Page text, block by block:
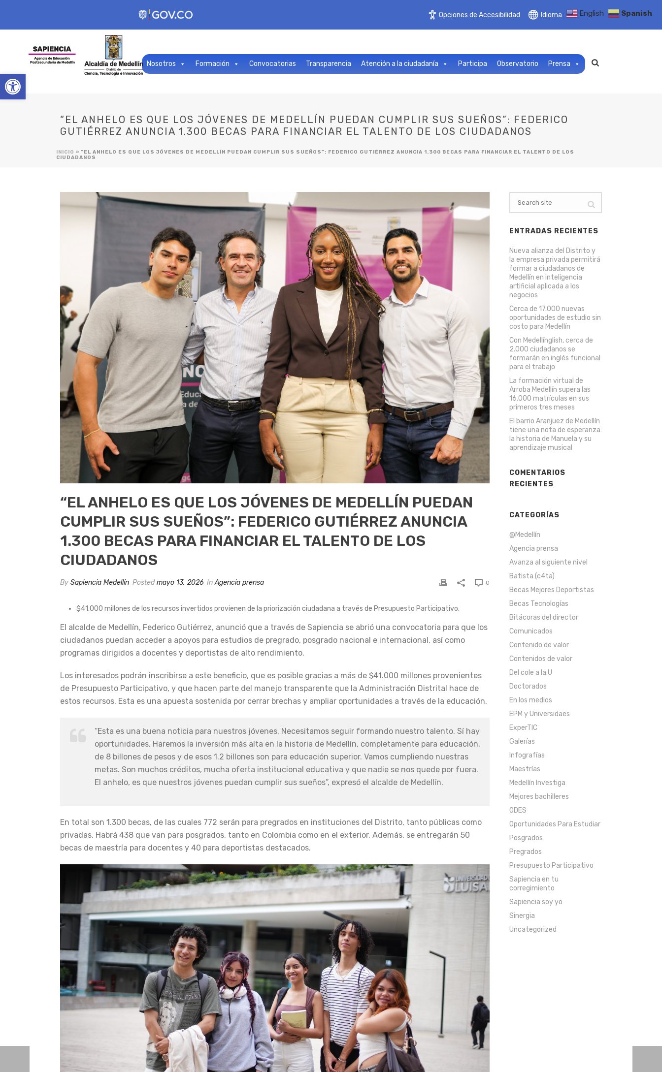
Open toolbar
Opciones de Accesibilidad Idioma
Nosotros Formación Convocatorias Transparencia Atención a la ciudadanía Participa Observatorio Prensa
“EL ANHELO ES QUE LOS JÓVENES DE MEDELLÍN PUEDAN CUMPLIR SUS SUEÑOS”: FEDERICO
GUTIÉRREZ ANUNCIA 1.300 BECAS PARA FINANCIAR EL TALENTO DE LOS CIUDADANOS
INICIO » “EL ANHELO ES QUE LOS JÓVENES DE MEDELLÍN PUEDAN CUMPLIR SUS SUEÑOS”: FEDERICO GUTIÉRREZ ANUNCIA 1.300 BECAS PARA FINANCIAR EL TALENTO DE LOS
CIUDADANOS
“EL ANHELO ES QUE LOS JÓVENES DE MEDELLÍN PUEDAN
CUMPLIR SUS SUEÑOS”: FEDERICO GUTIÉRREZ ANUNCIA
1.300 BECAS PARA FINANCIAR EL TALENTO DE LOS
CIUDADANOS
By Sapiencia Medellín Postedmayo 13, 2026 InAgencia prensa 0
$41.000 millones de los recursos invertidos provienen de la priorización ciudadana a través de Presupuesto Participativo.
El alcalde de Medellín, Federico Gutiérrez, anunció que a través de Sapiencia se abrió una convocatoria para que los
ciudadanos puedan acceder a apoyos para estudios de pregrado, posgrado nacional e internacional, así como
programas dirigidos a docentes y deportistas de alto rendimiento.
Los interesados podrán inscribirse a este beneficio, que es posible gracias a más de $41.000 millones provenientes
de Presupuesto Participativo, y que hacen parte del manejo transparente que la Administración Distrital hace de
estos recursos. Esta es una apuesta sostenida por cerrar brechas y ampliar oportunidades a través de la educación.
“Esta es una buena noticia para nuestros jóvenes. Necesitamos seguir formando nuestro talento. Sí hay
oportunidades. Haremos la inversión más alta en la historia de Medellín, completamente para educación,
de 8 billones de pesos y de esos 1.2 billones son para educación superior. Vamos cumpliendo nuestras
metas. Son muchos créditos, mucha oferta institucional educativa y que nadie se nos quede por fuera.
El anhelo, es que nuestros jóvenes puedan cumplir sus sueños”, expresó el alcalde de Medellín.
En total son 1.300 becas, de las cuales 772 serán para pregrados en instituciones del Distrito, tanto públicas como
privadas. Habrá 438 que van para posgrados, tanto en Colombia como en el exterior. Además, se entregarán 50
becas de maestría para docentes y 40 para deportistas destacados.
ENTRADAS RECIENTES
Nueva alianza del Distrito y
la empresa privada permitirá
formar a ciudadanos de
Medellín en inteligencia
artificial aplicada a los
negocios
Cerca de 17.000 nuevas
oportunidades de estudio sin
costo para Medellín
Con Medellínglish, cerca de
2.000 ciudadanos se
formarán en inglés funcional
para el trabajo
La formación virtual de
Arroba Medellín supera las
16.000 matrículas en sus
primeros tres meses
El barrio Aranjuez de Medellín
tiene una nota de esperanza:
la historia de Manuela y su
aprendizaje musical
COMENTARIOS
RECIENTES
CATEGORÍAS
@Medellín
Agencia prensa
Avanza al siguiente nivel
Batista (c4ta)
Becas Mejores Deportistas
Becas Tecnologías
Bitácoras del director
Comunicados
Contenido de valor
Contenidos de valor
Del cole a la U
Doctorados
En los medios
EPM y Universidaes
ExperTIC
Galerías
Infografías
Maestrías
Medellín Investiga
Mejores bachilleres
ODES
Oportunidades Para Estudiar
Posgrados
Pregrados
Presupuesto Participativo
Sapiencia en tu
corregimiento
Sapiencia soy yo
Sinergia
Uncategorized
English Spanish